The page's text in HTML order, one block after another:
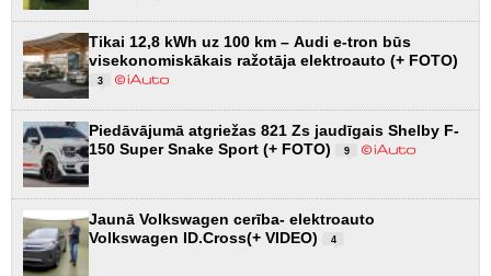
Tikai 12,8 kWh uz 100 km – Audi e-tron būs
visekonomiskākais ražotāja elektroauto (+ FOTO)
3
Piedāvājumā atgriežas 821 Zs jaudīgais Shelby F-
150 Super Snake Sport (+ FOTO)
9
Jaunā Volkswagen cerība- elektroauto
Volkswagen ID.Cross(+ VIDEO)
4